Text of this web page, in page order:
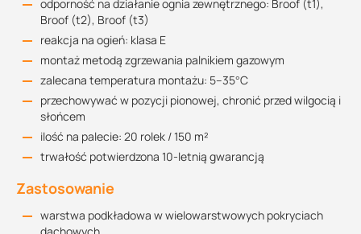
odporność na działanie ognia zewnętrznego: Broof (t1),
Broof (t2), Broof (t3)
reakcja na ogień: klasa E
montaż metodą zgrzewania palnikiem gazowym
zalecana temperatura montażu: 5–35°C
przechowywać w pozycji pionowej, chronić przed wilgocią i
słońcem
ilość na palecie: 20 rolek / 150 m²
trwałość potwierdzona 10-letnią gwarancją
Zastosowanie
warstwa podkładowa w wielowarstwowych pokryciach